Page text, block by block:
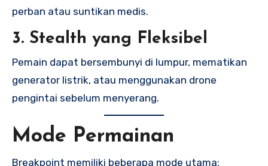
perban atau suntikan medis.
3. Stealth yang Fleksibel
Pemain dapat bersembunyi di lumpur, mematikan
generator listrik, atau menggunakan drone
pengintai sebelum menyerang.
Mode Permainan
Breakpoint memiliki beberapa mode utama: